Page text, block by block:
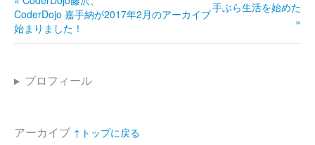
CoderDojo 嘉手納が
始まりました！
2017年2月のアーカイブ手ぶら生活を始めた
»
プロフィール
アーカイブ ↑トップに戻る